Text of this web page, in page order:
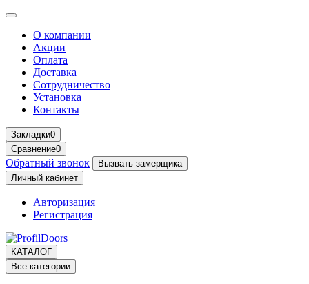
О компании
Акции
Оплата
Доставка
Сотрудничество
Установка
Контакты
Закладки0
Сравнение0
Обратный звонок
Вызвать замерщика
Личный кабинет
Авторизация
Регистрация
КАТАЛОГ
Все категории